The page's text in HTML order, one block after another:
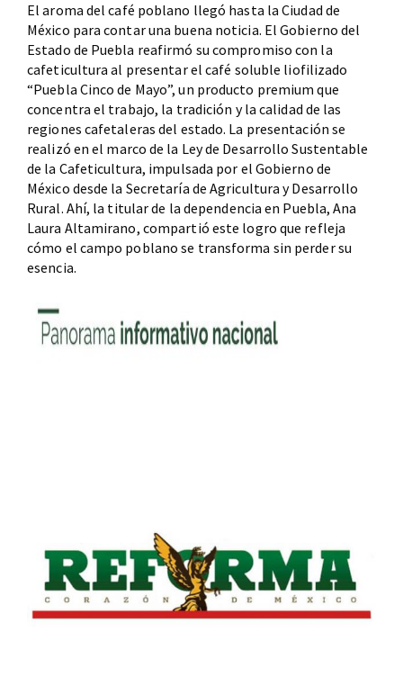
El aroma del café poblano llegó hasta la Ciudad de
México para contar una buena noticia. El Gobierno del
Estado de Puebla reafirmó su compromiso con la
cafeticultura al presentar el café soluble liofilizado
“Puebla Cinco de Mayo”, un producto premium que
concentra el trabajo, la tradición y la calidad de las
regiones cafetaleras del estado. La presentación se
realizó en el marco de la Ley de Desarrollo Sustentable
de la Cafeticultura, impulsada por el Gobierno de
México desde la Secretaría de Agricultura y Desarrollo
Rural. Ahí, la titular de la dependencia en Puebla, Ana
Laura Altamirano, compartió este logro que refleja
cómo el campo poblano se transforma sin perder su
esencia.